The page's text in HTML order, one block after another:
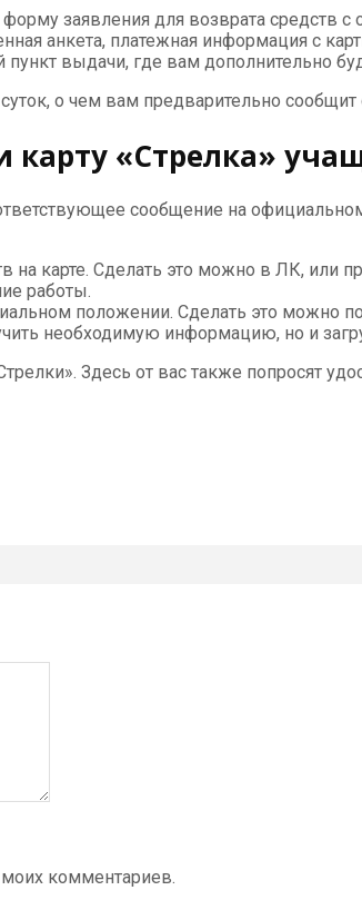
заявления для возврата средств с
анкета, платежная информация с
выдачи, где вам дополнительно
о чем вам предварительно сообщит
карту «Стрелка»
сообщение на
на карте. Сделать это можно в ЛК, или
работы.
положении. Сделать это можно
необходимую информацию, но и
Здесь от вас также попросят
комментариев.